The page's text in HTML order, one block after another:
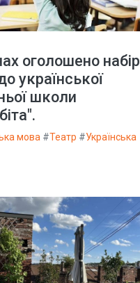
оголошено набір
української
школи
мова #Театр #Українська